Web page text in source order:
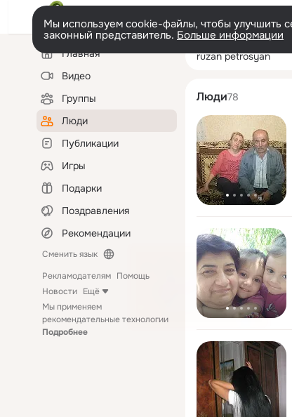
Мы используем cookie-файлы, чтобы улучшить
законный представитель. Больше информации
Левая
колонкаГлавная
Видео
Группы
Люди
Публикации
Игры
Подарки
Поздравления
Рекомендации
Сменить язык
Рекламодателям Помощь
Новости Ещё
Мы применяем
рекомендательные технологии
Подробнее
ruzan
Люди78